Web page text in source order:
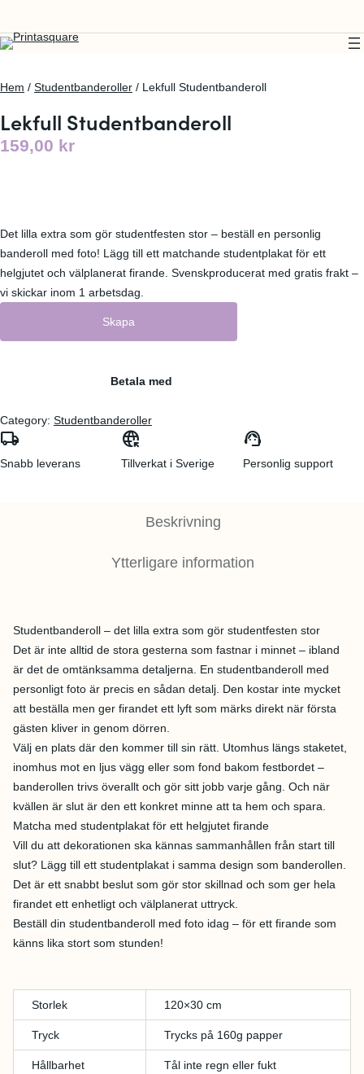
Hem / Studentbanderoller / Lekfull Studentbanderoll
Lekfull Studentbanderoll
159,00 kr
Det lilla extra som gör studentfesten stor – beställ en personlig
banderoll med foto! Lägg till ett matchande studentplakat för ett
helgjutet och välplanerat firande. Svenskproducerat med gratis frakt –
vi skickar inom 1 arbetsdag.
Skapa
Betala med
Category: Studentbanderoller
local_shipping
Snabb leverans
captive_portal
Tillverkat i Sverige
support_agent
Personlig support
Beskrivning
Ytterligare information
Studentbanderoll – det lilla extra som gör studentfesten stor
Det är inte alltid de stora gesterna som fastnar i minnet – ibland
är det de omtänksamma detaljerna. En studentbanderoll med
personligt foto är precis en sådan detalj. Den kostar inte mycket
att beställa men ger firandet ett lyft som märks direkt när första
gästen kliver in genom dörren.
Välj en plats där den kommer till sin rätt. Utomhus längs staketet,
inomhus mot en ljus vägg eller som fond bakom festbordet –
banderollen trivs överallt och gör sitt jobb varje gång. Och när
kvällen är slut är den ett konkret minne att ta hem och spara.
Matcha med studentplakat för ett helgjutet firande
Vill du att dekorationen ska kännas sammanhållen från start till
slut? Lägg till ett studentplakat i samma design som banderollen.
Det är ett snabbt beslut som gör stor skillnad och som ger hela
firandet ett enhetligt och välplanerat uttryck.
Beställ din studentbanderoll med foto idag – för ett firande som
känns lika stort som stunden!
Storlek 120×30 cm
Tryck Trycks på 160g papper
Hållbarhet Tål inte regn eller fukt